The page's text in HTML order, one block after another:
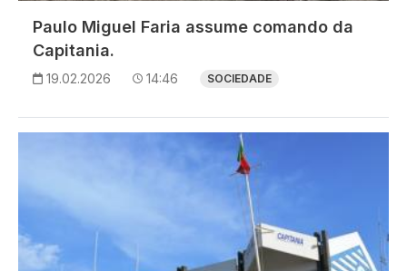
Paulo Miguel Faria assume comando da
Capitania.
19.02.2026 14:46 SOCIEDADE